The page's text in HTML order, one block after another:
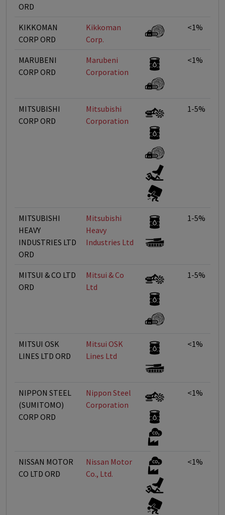
ORD
KIKKOMAN
CORP ORD
Kikkoman
Corp.
<1%
MARUBENI
CORP ORD
Marubeni
Corporation
<1%
MITSUBISHI
CORP ORD
Mitsubishi
Corporation
1-5%
MITSUBISHI
HEAVY
INDUSTRIES LTD
ORD
Mitsubishi
Heavy
Industries Ltd
1-5%
MITSUI & CO LTD
ORD
Mitsui & Co
Ltd
1-5%
MITSUI OSK
LINES LTD ORD
Mitsui OSK
Lines Ltd
<1%
NIPPON STEEL
(SUMITOMO)
CORP ORD
Nippon Steel
Corporation
<1%
NISSAN MOTOR
CO LTD ORD
Nissan Motor
Co., Ltd.
<1%